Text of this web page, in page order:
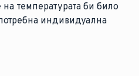
температурата би било
индивидуална